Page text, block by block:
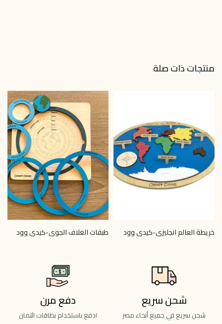
منتجات ذات صلة
خريطة العالم انجليزي-كيدي وود
طبقات الغلاف الجوي-كيدي وود
شحن سريع
شحن سريع في جميع أنحاء مصر
دفع مرن
ادفع باستخدام بطاقات ائتمان